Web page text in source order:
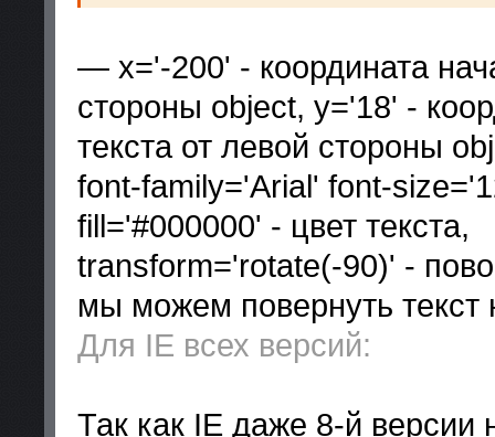
— x='-200' - координата
стороны object, y='18' -
текста от левой стороны
font-family='Arial' font-
fill='#000000' - цвет текста,
transform='rotate(-90)' -
мы можем повернуть текст
Для IE всех версий:
Так как IE даже 8-й версии